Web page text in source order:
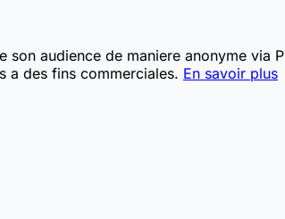
audience de maniere anonyme
a des fins commerciales. En savoir plus